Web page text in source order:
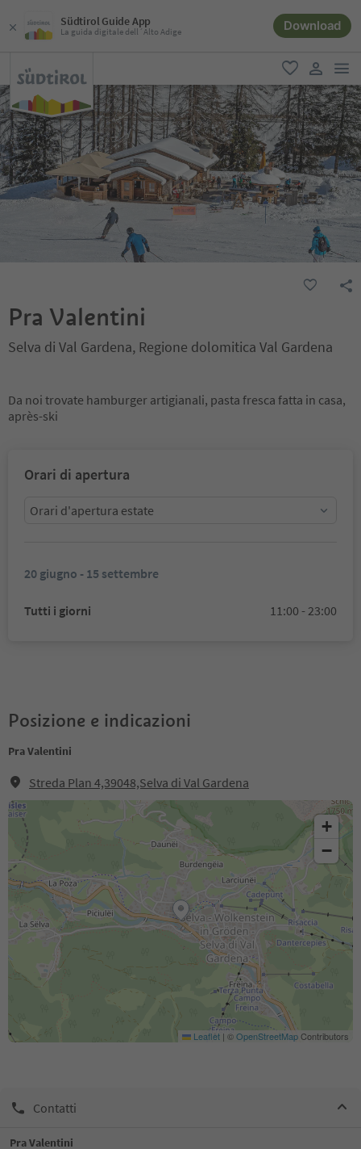
Südtirol Guide App
La guida digitale dell´Alto Adige Download
favoriti
user link
Pra Valentini
Selva di Val Gardena, Regione dolomitica Val Gardena
Da noi trovate hamburger artigianali, pasta fresca fatta in casa,
après-ski
Orari di apertura
Orari d'apertura estate
20 giugno - 15 settembre
Tutti i giorni 11:00 - 23:00
Posizione e indicazioni
Pra Valentini
Streda Plan 4,39048,Selva di Val Gardena
+
−
Leaflet | ©OpenStreetMapContributors
Contatti
Pra Valentini